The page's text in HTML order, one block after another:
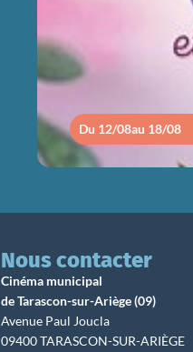
Du 12/08au 18/08
Nous contacter
Cinéma municipal
de Tarascon-sur-Ariège (09)
Avenue Paul Joucla
09400 TARASCON-SUR-ARIÈGE